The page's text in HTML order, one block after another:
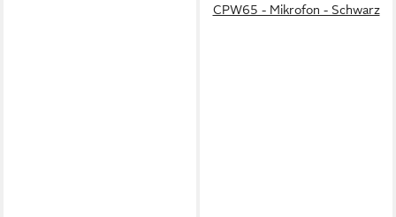
CPW65 - Mikrofon - Schwarz